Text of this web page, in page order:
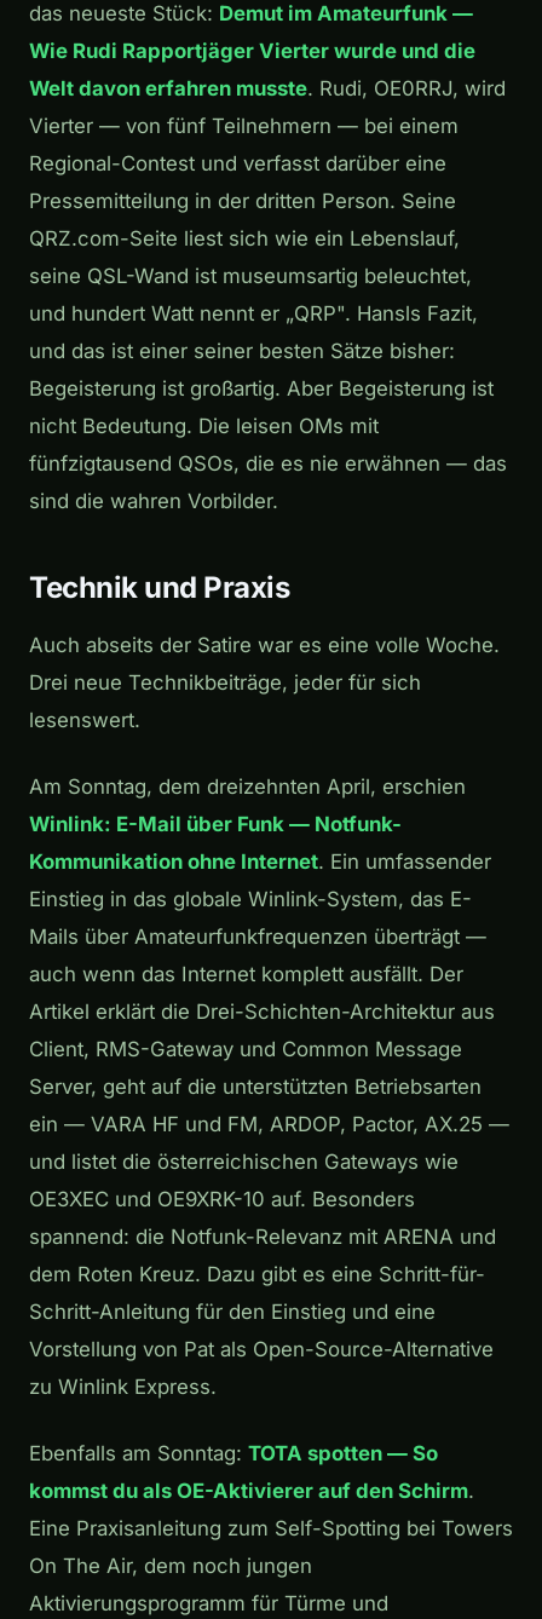
das neueste Stück: Demut im Amateurfunk —
Wie Rudi Rapportjäger Vierter wurde und die
Welt davon erfahren musste. Rudi, OE0RRJ, wird
Vierter — von fünf Teilnehmern — bei einem
Regional-Contest und verfasst darüber eine
Pressemitteilung in der dritten Person. Seine
QRZ.com-Seite liest sich wie ein Lebenslauf,
seine QSL-Wand ist museumsartig beleuchtet,
und hundert Watt nennt er „QRP". Hansls Fazit,
und das ist einer seiner besten Sätze bisher:
Begeisterung ist großartig. Aber Begeisterung ist
nicht Bedeutung. Die leisen OMs mit
fünfzigtausend QSOs, die es nie erwähnen — das
sind die wahren Vorbilder.
Technik und Praxis
Auch abseits der Satire war es eine volle Woche.
Drei neue Technikbeiträge, jeder für sich
lesenswert.
Am Sonntag, dem dreizehnten April, erschien
Winlink: E-Mail über Funk — Notfunk-
Kommunikation ohne Internet. Ein umfassender
Einstieg in das globale Winlink-System, das E-
Mails über Amateurfunkfrequenzen überträgt —
auch wenn das Internet komplett ausfällt. Der
Artikel erklärt die Drei-Schichten-Architektur aus
Client, RMS-Gateway und Common Message
Server, geht auf die unterstützten Betriebsarten
ein — VARA HF und FM, ARDOP, Pactor, AX.25 —
und listet die österreichischen Gateways wie
OE3XEC und OE9XRK-10 auf. Besonders
spannend: die Notfunk-Relevanz mit ARENA und
dem Roten Kreuz. Dazu gibt es eine Schritt-für-
Schritt-Anleitung für den Einstieg und eine
Vorstellung von Pat als Open-Source-Alternative
zu Winlink Express.
Ebenfalls am Sonntag: TOTA spotten — So
kommst du als OE-Aktivierer auf den Schirm.
Eine Praxisanleitung zum Self-Spotting bei Towers
On The Air, dem noch jungen
Aktivierungsprogramm für Türme und